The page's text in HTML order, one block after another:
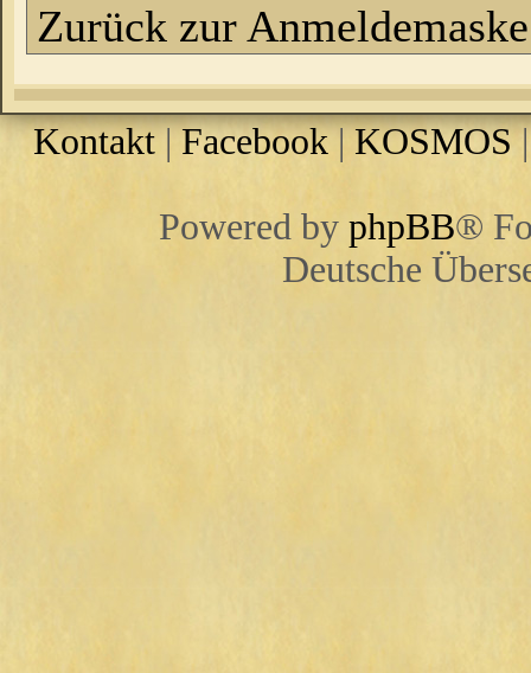
Zurück zur Anmeldemaske
Kontakt|Facebook|KOSMOS
Powered by phpBB®
Deutsche